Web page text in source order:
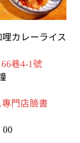
カレーライス
巷4-1號
門店臉書
00